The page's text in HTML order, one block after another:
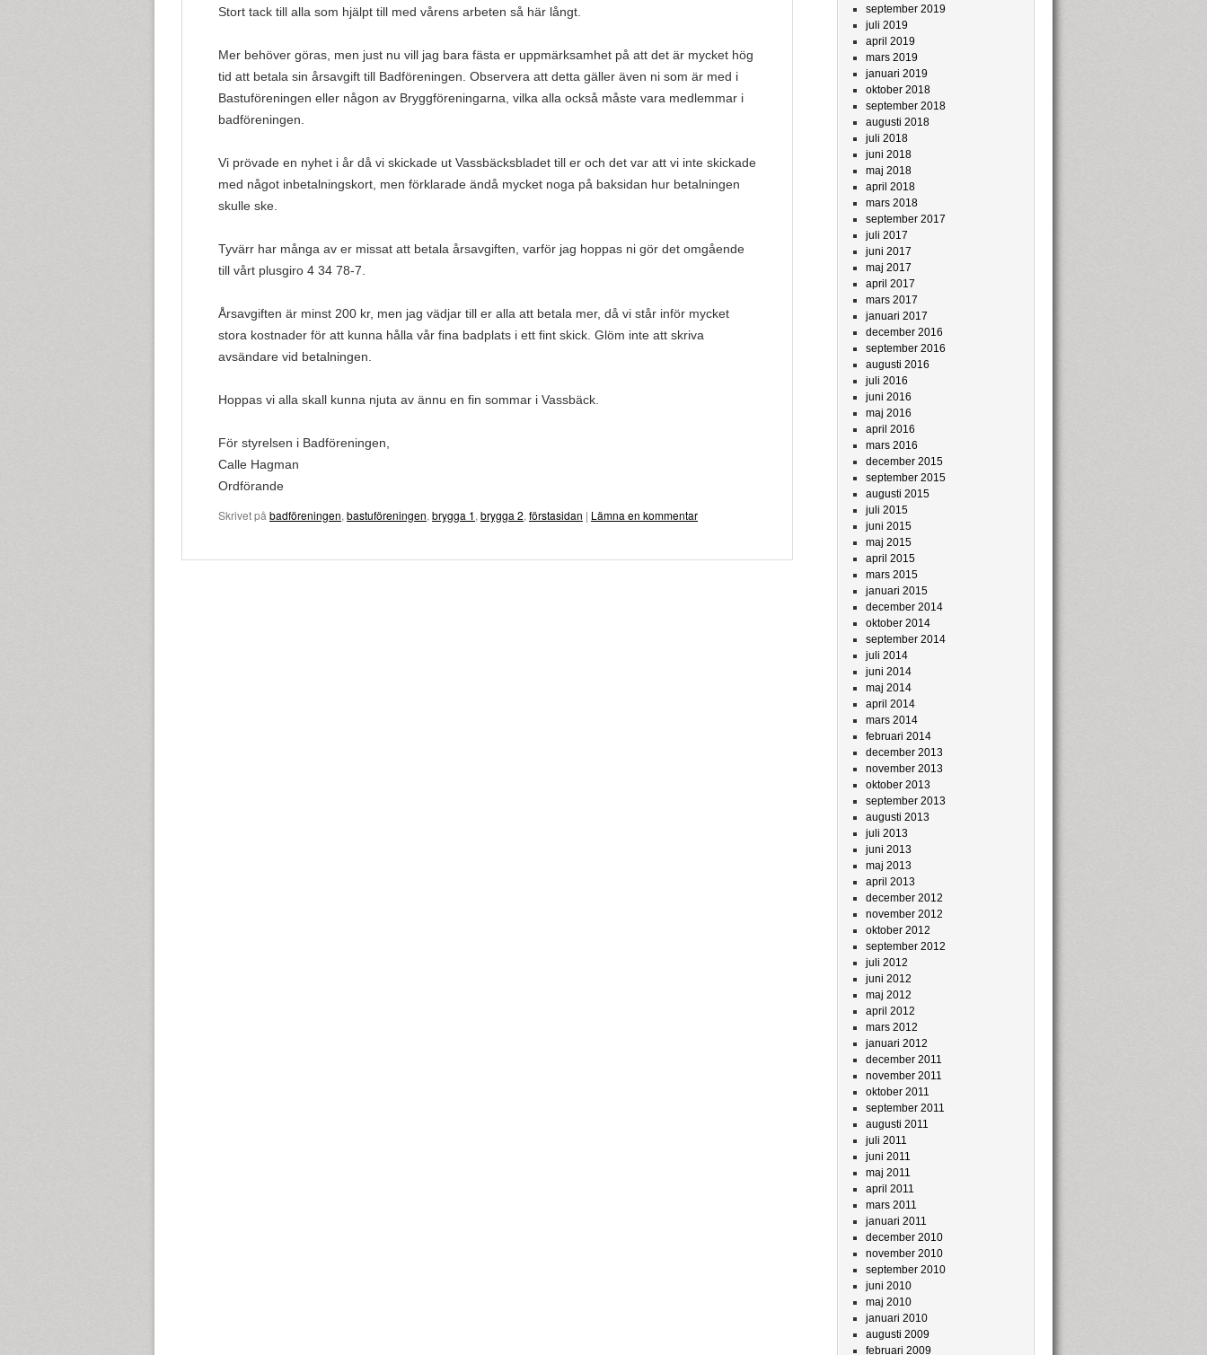
Stort tack till alla som hjälpt till med vårens arbeten så här långt.
Mer behöver göras, men just nu vill jag bara fästa er uppmärksamhet på att det är mycket hög
tid att betala sin årsavgift till Badföreningen. Observera att detta gäller även ni som är med i
Bastuföreningen eller någon av Bryggföreningarna, vilka alla också måste vara medlemmar i
badföreningen.
Vi prövade en nyhet i år då vi skickade ut Vassbäcksbladet till er och det var att vi inte skickade
med något inbetalningskort, men förklarade ändå mycket noga på baksidan hur betalningen
skulle ske.
Tyvärr har många av er missat att betala årsavgiften, varför jag hoppas ni gör det omgående
till vårt plusgiro 4 34 78-7.
Årsavgiften är minst 200 kr, men jag vädjar till er alla att betala mer, då vi står inför mycket
stora kostnader för att kunna hålla vår fina badplats i ett fint skick. Glöm inte att skriva
avsändare vid betalningen.
Hoppas vi alla skall kunna njuta av ännu en fin sommar i Vassbäck.
För styrelsen i Badföreningen,
Calle Hagman
Ordförande
Skrivet på badföreningen, bastuföreningen, brygga 1, brygga 2, förstasidan | Lämna en kommentar
september 2019
juli 2019
april 2019
mars 2019
januari 2019
oktober 2018
september 2018
augusti 2018
juli 2018
juni 2018
maj 2018
april 2018
mars 2018
september 2017
juli 2017
juni 2017
maj 2017
april 2017
mars 2017
januari 2017
december 2016
september 2016
augusti 2016
juli 2016
juni 2016
maj 2016
april 2016
mars 2016
december 2015
september 2015
augusti 2015
juli 2015
juni 2015
maj 2015
april 2015
mars 2015
januari 2015
december 2014
oktober 2014
september 2014
juli 2014
juni 2014
maj 2014
april 2014
mars 2014
februari 2014
december 2013
november 2013
oktober 2013
september 2013
augusti 2013
juli 2013
juni 2013
maj 2013
april 2013
december 2012
november 2012
oktober 2012
september 2012
juli 2012
juni 2012
maj 2012
april 2012
mars 2012
januari 2012
december 2011
november 2011
oktober 2011
september 2011
augusti 2011
juli 2011
juni 2011
maj 2011
april 2011
mars 2011
januari 2011
december 2010
november 2010
september 2010
juni 2010
maj 2010
januari 2010
augusti 2009
februari 2009